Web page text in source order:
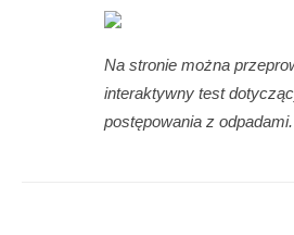
Na stronie można
interaktywny test
postępowania z odpadami.